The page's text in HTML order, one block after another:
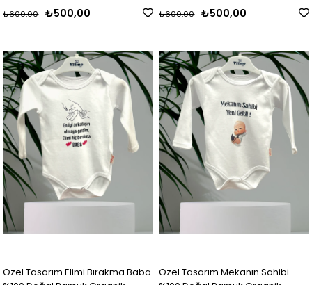
₺500,00
₺600,00 ₺500,00
₺600,00
Özel Tasarım Elimi Bırakma Baba
Özel Tasarım Mekanın Sahibi